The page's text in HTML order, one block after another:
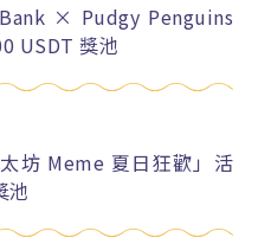
× Pudgy Penguins
USDT 獎池
坊 Meme 夏日狂歡」活
池